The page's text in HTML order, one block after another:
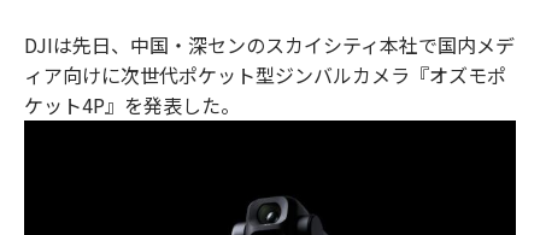
DJIは先日、中国・深センのスカイシティ本社で国内メデ
ィア向けに次世代ポケット型ジンバルカメラ『オズモポ
ケット4P』を発表した。